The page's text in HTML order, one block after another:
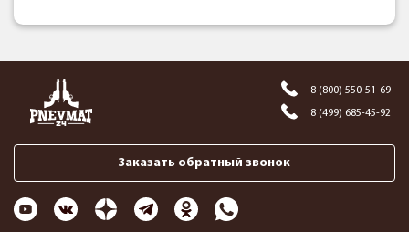
8 (800) 550-51-69
8 (499) 685-45-92
Заказать обратный звонок